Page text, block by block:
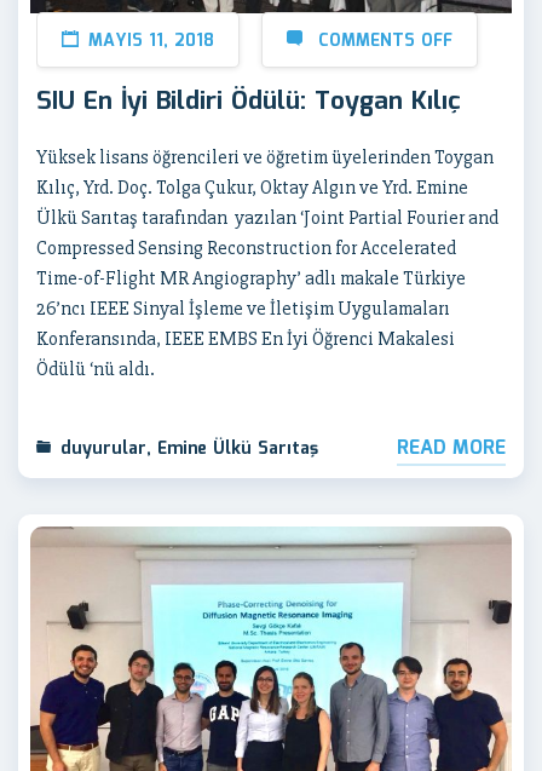
MAYIS 11, 2018 COMMENTS OFF
SIU En İyi Bildiri Ödülü: Toygan Kılıç
Yüksek lisans öğrencileri ve öğretim üyelerinden Toygan
Kılıç, Yrd. Doç. Tolga Çukur, Oktay Algın ve Yrd. Emine
Ülkü Sarıtaş tarafından yazılan ‘Joint Partial Fourier and
Compressed Sensing Reconstruction for Accelerated
Time-of-Flight MR Angiography’ adlı makale Türkiye
26’ncı IEEE Sinyal İşleme ve İletişim Uygulamaları
Konferansında, IEEE EMBS En İyi Öğrenci Makalesi
Ödülü ‘nü aldı.
duyurular, Emine Ülkü Sarıtaş READ MORE